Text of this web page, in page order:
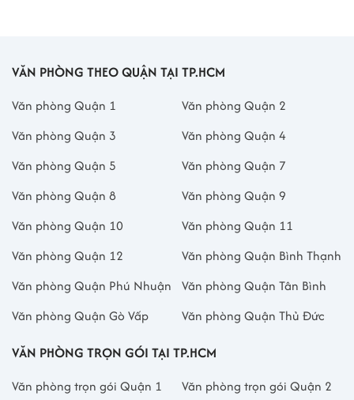
VĂN PHÒNG THEO QUẬN TẠI TP.HCM
Văn phòng Quận 1
Văn phòng Quận 2
Văn phòng Quận 3
Văn phòng Quận 4
Văn phòng Quận 5
Văn phòng Quận 7
Văn phòng Quận 8
Văn phòng Quận 9
Văn phòng Quận 10
Văn phòng Quận 11
Văn phòng Quận 12
Văn phòng Quận Bình Thạnh
Văn phòng Quận Phú Nhuận
Văn phòng Quận Tân Bình
Văn phòng Quận Gò Vấp
Văn phòng Quận Thủ Đức
VĂN PHÒNG TRỌN GÓI TẠI TP.HCM
Văn phòng trọn gói Quận 1
Văn phòng trọn gói Quận 2